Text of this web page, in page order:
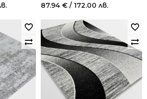
87.94 € / 172.00 лв.